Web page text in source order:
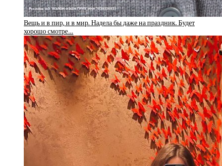
Вещь и в пир, и в мир. Надела бы даже на праздник. Будет
хорошо смотре…